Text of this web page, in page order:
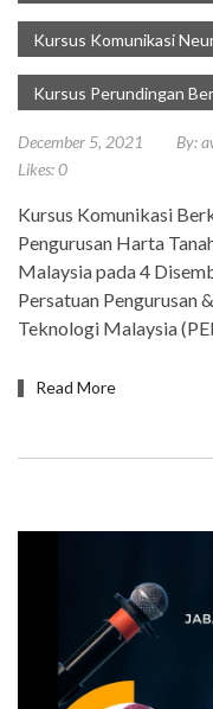
Kursus Komunikasi
Kursus Perundingan
December 5, 2021 By:
Likes:0
Kursus Komunikasi
Pengurusan Harta
Malaysia pada 4
Persatuan Pengurusan
Teknologi Malaysia
Read More